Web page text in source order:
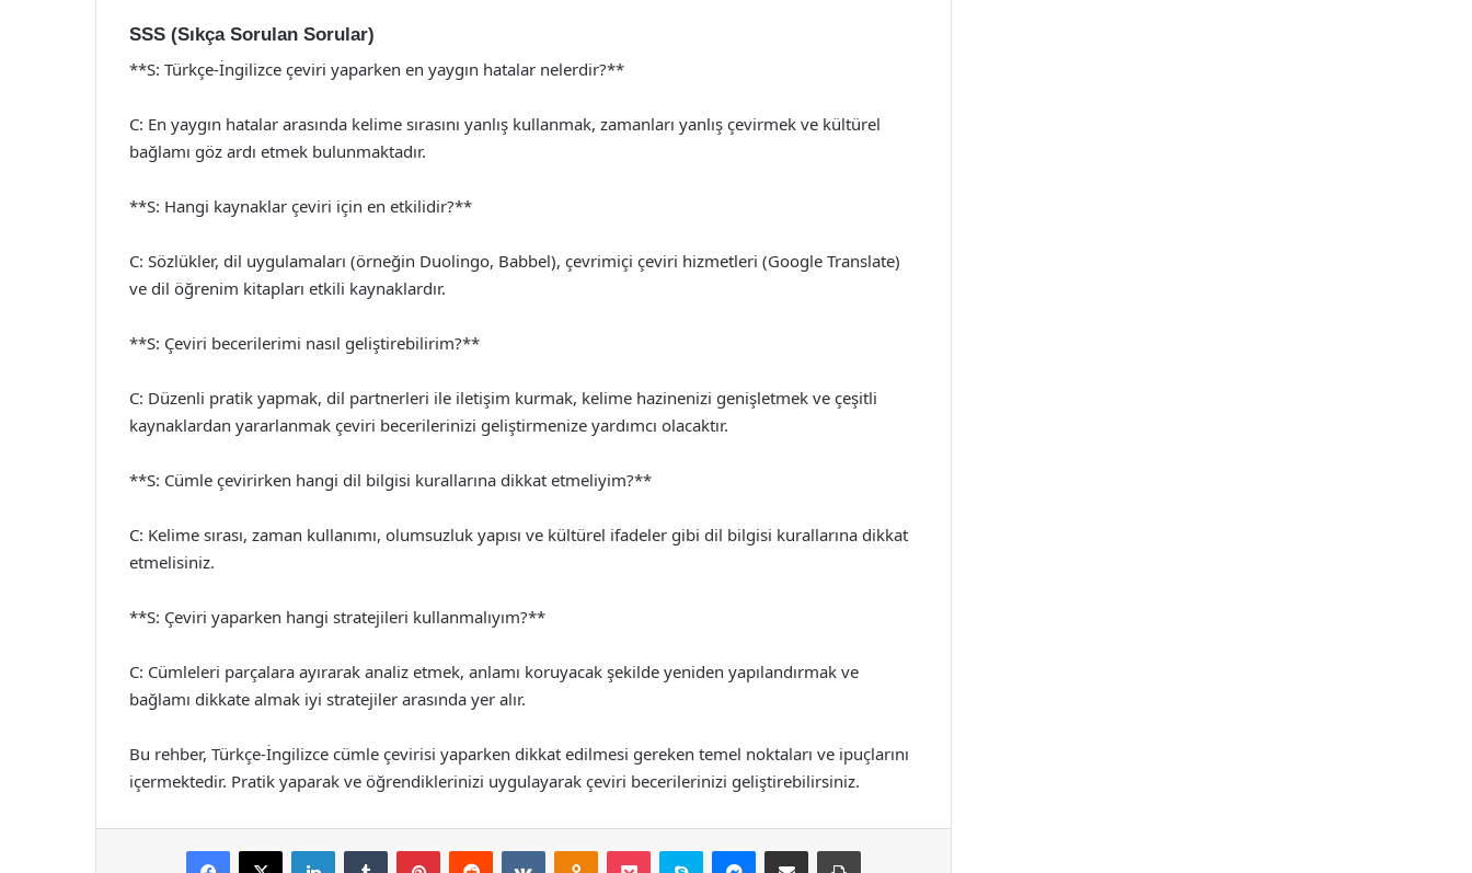
SSS (Sıkça Sorulan Sorular)
**S: Türkçe-İngilizce çeviri yaparken en yaygın hatalar nelerdir?**
C: En yaygın hatalar arasında kelime sırasını yanlış kullanmak, zamanları yanlış çevirmek ve kültürel
bağlamı göz ardı etmek bulunmaktadır.
**S: Hangi kaynaklar çeviri için en etkilidir?**
C: Sözlükler, dil uygulamaları (örneğin Duolingo, Babbel), çevrimiçi çeviri hizmetleri (Google Translate)
ve dil öğrenim kitapları etkili kaynaklardır.
**S: Çeviri becerilerimi nasıl geliştirebilirim?**
C: Düzenli pratik yapmak, dil partnerleri ile iletişim kurmak, kelime hazinenizi genişletmek ve çeşitli
kaynaklardan yararlanmak çeviri becerilerinizi geliştirmenize yardımcı olacaktır.
**S: Cümle çevirirken hangi dil bilgisi kurallarına dikkat etmeliyim?**
C: Kelime sırası, zaman kullanımı, olumsuzluk yapısı ve kültürel ifadeler gibi dil bilgisi kurallarına dikkat
etmelisiniz.
**S: Çeviri yaparken hangi stratejileri kullanmalıyım?**
C: Cümleleri parçalara ayırarak analiz etmek, anlamı koruyacak şekilde yeniden yapılandırmak ve
bağlamı dikkate almak iyi stratejiler arasında yer alır.
Bu rehber, Türkçe-İngilizce cümle çevirisi yaparken dikkat edilmesi gereken temel noktaları ve ipuçlarını
içermektedir. Pratik yaparak ve öğrendiklerinizi uygulayarak çeviri becerilerinizi geliştirebilirsiniz.
Facebook
X LinkedInTumblr PinterestReddit VKontakteOdnoklassniki
Pocket Skype Messenger
E-Posta ile paylaş Yazdır